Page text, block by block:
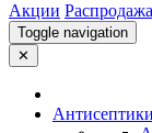
Акции Распродажа
Toggle navigation
✕
Антисептики